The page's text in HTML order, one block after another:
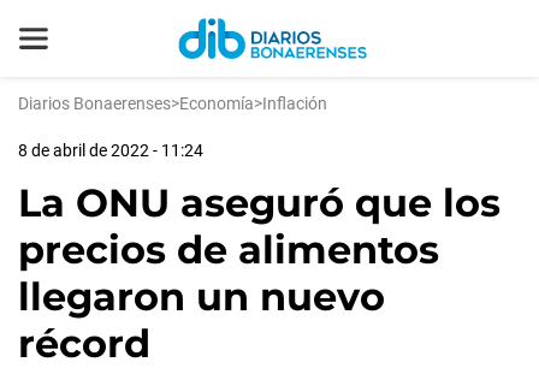
Diarios Bonaerenses>Economía>Inflación
8 de abril de 2022 - 11:24
La ONU aseguró que los
precios de alimentos
llegaron un nuevo
récord